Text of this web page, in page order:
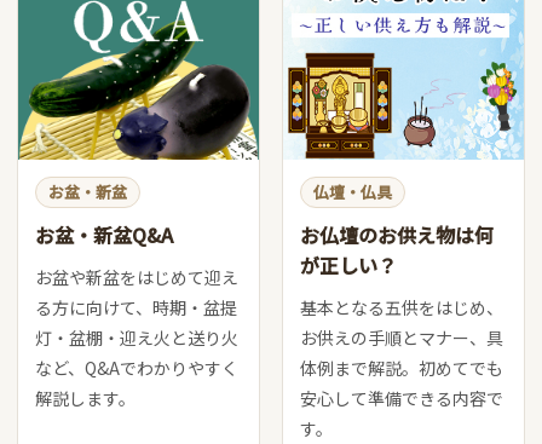
お盆・新盆
お盆・新盆Q&A
お盆や新盆をはじめて迎え
る方に向けて、時期・盆提
灯・盆棚・迎え火と送り火
など、Q&Aでわかりやすく
解説します。
仏壇・仏具
お仏壇のお供え物は何
が正しい？
基本となる五供をはじめ、
お供えの手順とマナー、具
体例まで解説。初めてでも
安心して準備できる内容で
す。